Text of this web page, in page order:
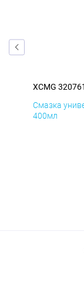
XCMG
Смазка
400мл